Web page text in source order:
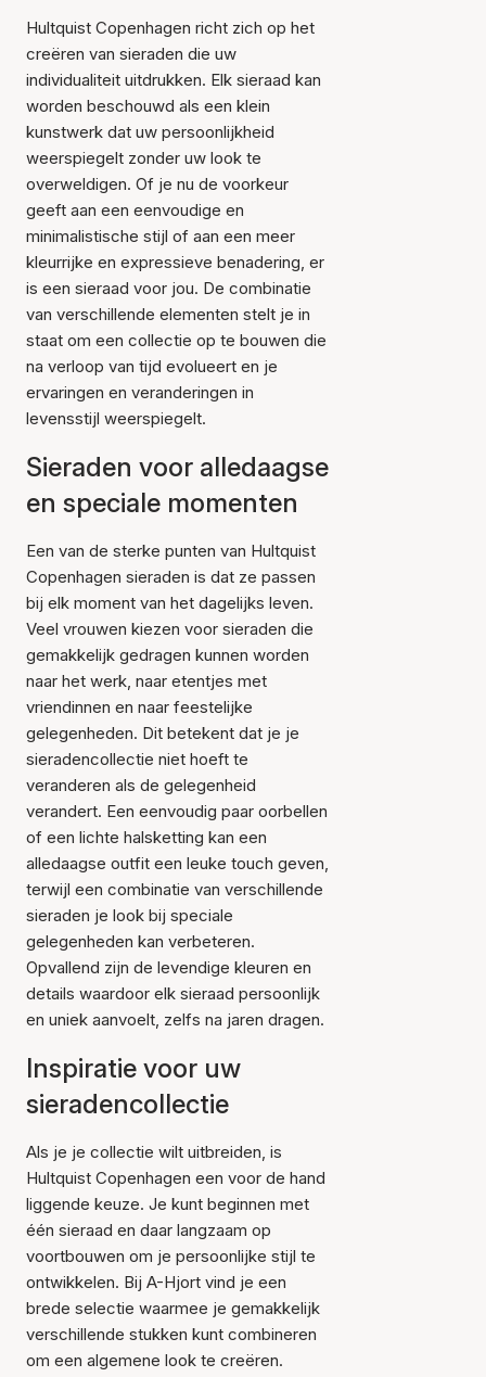
Hultquist Copenhagen richt zich op het
creëren van sieraden die uw
individualiteit uitdrukken. Elk sieraad kan
worden beschouwd als een klein
kunstwerk dat uw persoonlijkheid
weerspiegelt zonder uw look te
overweldigen. Of je nu de voorkeur
geeft aan een eenvoudige en
minimalistische stijl of aan een meer
kleurrijke en expressieve benadering, er
is een sieraad voor jou. De combinatie
van verschillende elementen stelt je in
staat om een collectie op te bouwen die
na verloop van tijd evolueert en je
ervaringen en veranderingen in
levensstijl weerspiegelt.
Sieraden voor alledaagse
en speciale momenten
Een van de sterke punten van Hultquist
Copenhagen sieraden is dat ze passen
bij elk moment van het dagelijks leven.
Veel vrouwen kiezen voor sieraden die
gemakkelijk gedragen kunnen worden
naar het werk, naar etentjes met
vriendinnen en naar feestelijke
gelegenheden. Dit betekent dat je je
sieradencollectie niet hoeft te
veranderen als de gelegenheid
verandert. Een eenvoudig paar oorbellen
of een lichte halsketting kan een
alledaagse outfit een leuke touch geven,
terwijl een combinatie van verschillende
sieraden je look bij speciale
gelegenheden kan verbeteren.
Opvallend zijn de levendige kleuren en
details waardoor elk sieraad persoonlijk
en uniek aanvoelt, zelfs na jaren dragen.
Inspiratie voor uw
sieradencollectie
Als je je collectie wilt uitbreiden, is
Hultquist Copenhagen een voor de hand
liggende keuze. Je kunt beginnen met
één sieraad en daar langzaam op
voortbouwen om je persoonlijke stijl te
ontwikkelen. Bij A-Hjort vind je een
brede selectie waarmee je gemakkelijk
verschillende stukken kunt combineren
om een algemene look te creëren.